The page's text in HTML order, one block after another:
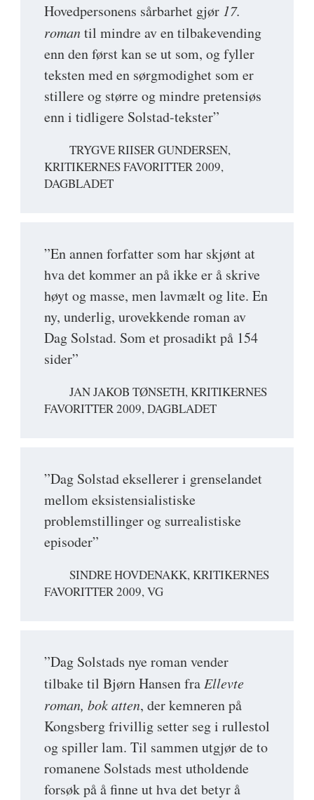
Hovedpersonens sårbarhet gjør 17.
romantil mindre av en tilbakevending
enn den først kan se ut som, og fyller
teksten med en sørgmodighet som er
stillere og større og mindre pretensiøs
enn i tidligere Solstad-tekster”
TRYGVE RIISER GUNDERSEN,
KRITIKERNES FAVORITTER 2009,
DAGBLADET
”En annen forfatter som har skjønt at
hva det kommer an på ikke er å skrive
høyt og masse, men lavmælt og lite. En
ny, underlig, urovekkende roman av
Dag Solstad. Som et prosadikt på 154
sider”
JAN JAKOB TØNSETH, KRITIKERNES
FAVORITTER 2009, DAGBLADET
”Dag Solstad eksellerer i grenselandet
mellom eksistensialistiske
problemstillinger og surrealistiske
episoder”
SINDRE HOVDENAKK, KRITIKERNES
FAVORITTER 2009, VG
”Dag Solstads nye roman vender
tilbake til Bjørn Hansen fraEllevte
roman, bok atten, der kemneren på
Kongsberg frivillig setter seg i rullestol
og spiller lam. Til sammen utgjør de to
romanene Solstads mest utholdende
forsøk på å finne ut hva det betyr å